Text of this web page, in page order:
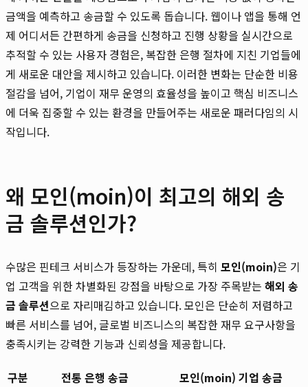
금액을 예측하고 송금할 수 있도록 돕습니다. 웹이나 앱을 통해 언
제 어디서든 간편하게 송금을 신청하고 진행 상황을 실시간으로
추적할 수 있는 사용자 경험은, 복잡한 은행 절차에 지친 기업들에
게 새로운 대안을 제시하고 있습니다. 이러한 변화는 단순한 비용
절감을 넘어, 기업이 재무 운영의 효율성을 높이고 핵심 비즈니스
에 더욱 집중할 수 있는 환경을 만들어주는 새로운 패러다임의 시
작입니다.
왜 모인(moin)이 최고의 해외 송
금 솔루션인가?
수많은 핀테크 서비스가 등장하는 가운데, 특히 모인(moin)은 기
업 고객을 위한 차별화된 강점을 바탕으로 가장 주목받는 해외 송
금 솔루션으로 자리매김하고 있습니다. 모인은 단순히 저렴하고
빠른 서비스를 넘어, 글로벌 비즈니스의 복잡한 재무 요구사항을
충족시키는 강력한 기능과 신뢰성을 제공합니다.
구분 전통 은행 송금
모인(moin) 기업 송금